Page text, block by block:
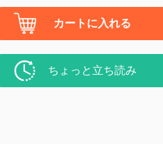
カートに入れる
ちょっと立ち読み